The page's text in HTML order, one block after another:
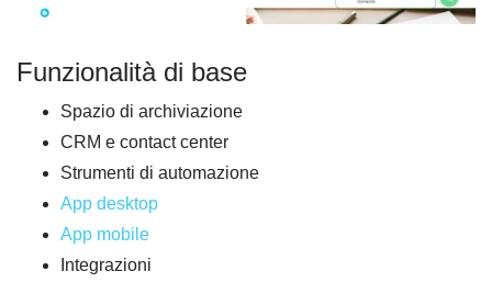
Funzionalità di base
Spazio di archiviazione
CRM e contact center
Strumenti di automazione
App desktop
App mobile
Integrazioni